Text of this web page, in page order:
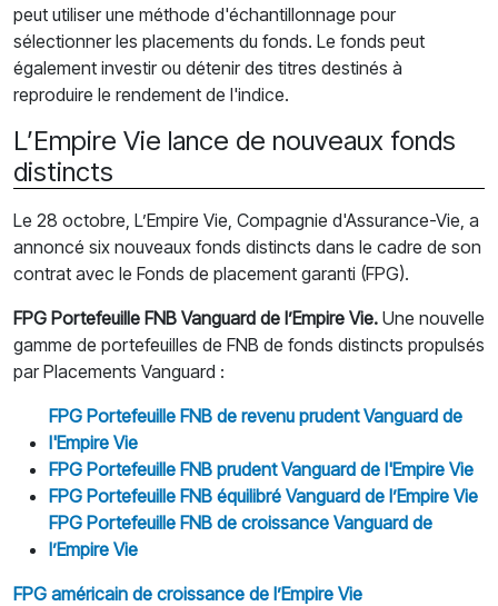
peut utiliser une méthode d'échantillonnage pour
sélectionner les placements du fonds. Le fonds peut
également investir ou détenir des titres destinés à
reproduire le rendement de l'indice.
L’Empire Vie lance de nouveaux fonds
distincts
Le 28 octobre, L’Empire Vie, Compagnie d'Assurance-Vie, a
annoncé six nouveaux fonds distincts dans le cadre de son
contrat avec le Fonds de placement garanti (FPG).
FPG Portefeuille FNB Vanguard de l’Empire Vie. Une nouvelle
gamme de portefeuilles de FNB de fonds distincts propulsés
par Placements Vanguard :
FPG Portefeuille FNB de revenu prudent Vanguard de
l'Empire Vie
FPG Portefeuille FNB prudent Vanguard de l'Empire Vie
FPG Portefeuille FNB équilibré Vanguard de l’Empire Vie
FPG Portefeuille FNB de croissance Vanguard de
l’Empire Vie
FPG américain de croissance de l’Empire Vie